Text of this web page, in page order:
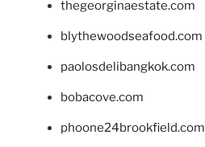
thegeorginaestate.com
blythewoodseafood.com
paolosdelibangkok.com
bobacove.com
phoone24brookfield.com